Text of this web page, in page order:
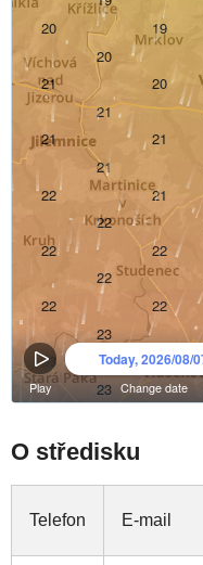
O středisku
Telefon E-mail